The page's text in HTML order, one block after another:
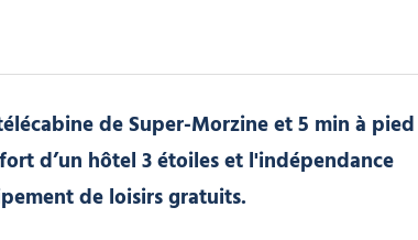
de Super-Morzine et 5 min à pied
d’un hôtel 3 étoiles et l'indépendance
de loisirs gratuits.